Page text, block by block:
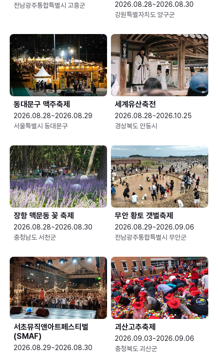
전남광주통합특별시 고흥군
2026.08.28~2026.08.30
강원특별자치도 양구군
동대문구 맥주축제
2026.08.28~2026.08.29
서울특별시 동대문구
세계유산축전
2026.08.28~2026.10.25
경상북도 안동시
장항 맥문동 꽃 축제
2026.08.28~2026.08.30
충청남도 서천군
무안 황토 갯벌축제
2026.08.29~2026.09.06
전남광주통합특별시 무안군
서초뮤직앤아트페스티벌
(SMAF)
2026.08.29~2026.08.30
괴산고추축제
2026.09.03~2026.09.06
충청북도 괴산군